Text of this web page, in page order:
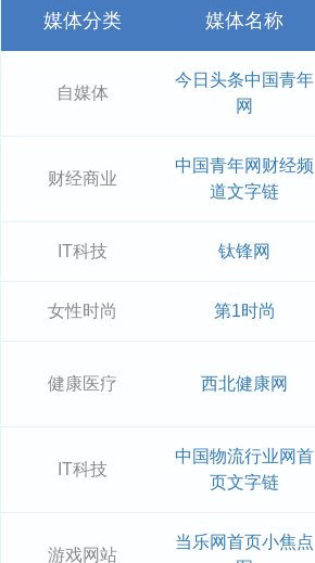
媒体分类 媒体名称
自媒体
今日头条中国青年
网
财经商业
中国青年网财经频
道文字链
IT科技 钛锋网
女性时尚 第1时尚
健康医疗 西北健康网
IT科技
中国物流行业网首
页文字链
游戏网站
当乐网首页小焦点